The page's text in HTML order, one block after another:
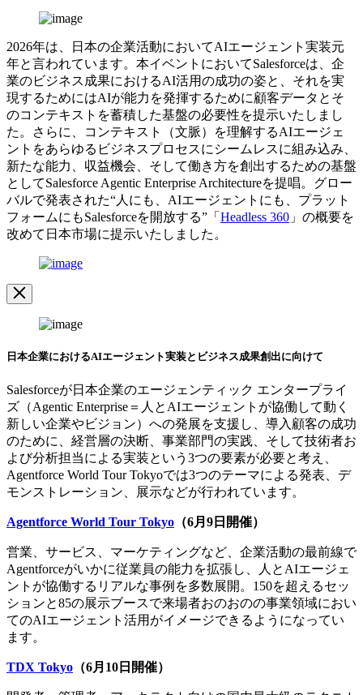
ジ
モ
ー
ダ
ル
を
開
く
Modal
2026年は、日本の企業活動においてAIエージェント実装元
年と言われています。本イベントにおいてSalesforceは、企
業のビジネス成果におけるAI活用の成功の姿と、それを実
現するためにはAIが能力を発揮するために顧客データとそ
のコンテキストを蓄積した基盤の必要性を提示いたしまし
た。さらに、コンテキスト（文脈）を理解するAIエージェ
ントをあらゆるビジネスプロセスにシームレスに組み込み、
新たな能力、収益機会、そして働き方を創出するための基盤
としてSalesforce Agentic Enterprise Architectureを提唱。グロー
バルで発表された“人にも、AIエージェントにも、プラット
フォームにもSalesforceを開放する”「 Headless 360 」の概要を
改めて日本市場に提示いたしました。
イ
ジ
モ
ー
ダ
開
く
Modal
日本企業におけるAIエージェント実装とビジネス成果創出に向けて
Salesforceが日本企業のエージェンティック エンタープライ
ズ（Agentic Enterprise＝人とAIエージェントが協働して動く
新しい企業やビジョン）への発展を支援し、導入顧客の成功
のために、経営層の決断、事業部門の実践、そして技術者お
よび分析担当による実装という3つの要素が必要と考え、
Agentforce World Tour Tokyoでは3つのテーマによる発表、デ
モンストレーション、展示などが行われています。
Agentforce World Tour Tokyo （6月9日開催）
営業、サービス、マーケティングなど、企業活動の最前線で
Agentforceがいかに従業員の能力を拡張し、人とAIエージェ
ントが協働するリアルな事例を多数展開。150を超えるセッ
ションと85の展示ブースで来場者おのおのの事業領域におい
てのAIエージェント活用がイメージできるようになってい
ます。
TDX Tokyo （6月10日開催）